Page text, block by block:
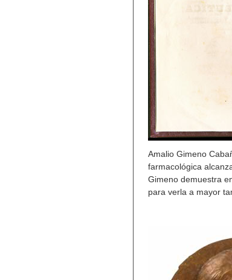
Amalio Gimeno
farmacológica
Gimeno demuestra
para verla a mayor